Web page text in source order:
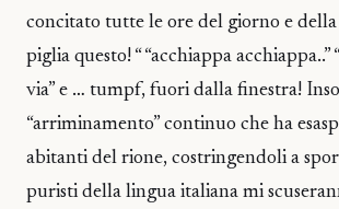
concitato tutte le ore del giorno e della
piglia questo! “ “acchiappa acchiappa..”
via” e … tumpf, fuori dalla finestra!
“arriminamento” continuo che ha
abitanti del rione, costringendoli a
puristi della lingua italiana mi